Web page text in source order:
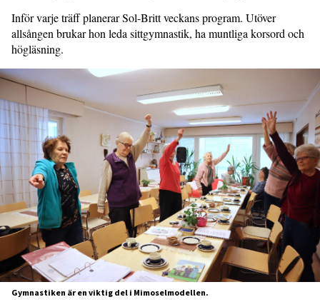
Inför varje träff planerar Sol-Britt veckans program. Utöver
allsången brukar hon leda sittgymnastik, ha muntliga korsord och
högläsning.
Gymnastiken är en viktig del i Mimoselmodellen.